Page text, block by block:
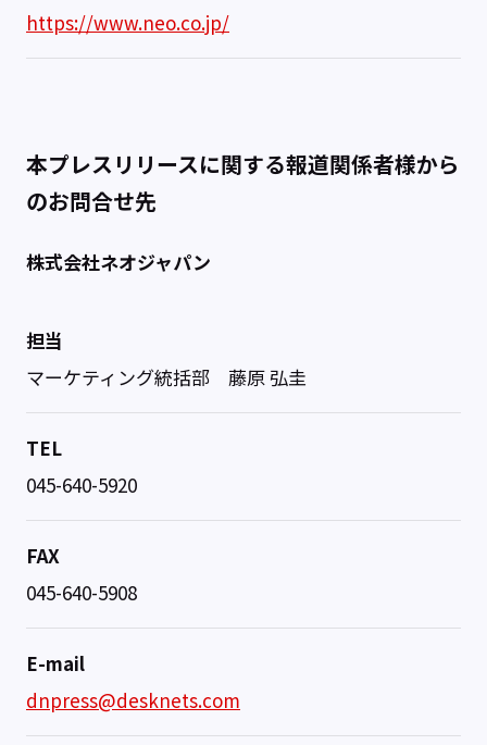
https://www.neo.co.jp/
本プレスリリースに関する報道関係者様から
のお問合せ先
株式会社ネオジャパン
担当
マーケティング統括部 藤原 弘圭
TEL
045-640-5920
FAX
045-640-5908
E-mail
dnpress@desknets.com